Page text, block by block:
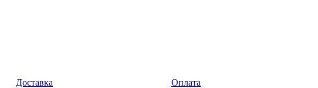
Доставка Оплата